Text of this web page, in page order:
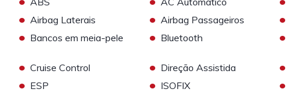
• Airbag Laterais • Airbag Passageiros •
• Bancos em meia-pele • Bluetooth •
• Cruise Control • Direção Assistida •
• ESP • ISOFIX •